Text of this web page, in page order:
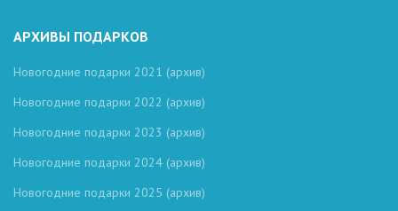
АРХИВЫ ПОДАРКОВ
Новогодние подарки 2021 (архив)
Новогодние подарки 2022 (архив)
Новогодние подарки 2023 (архив)
Новогодние подарки 2024 (архив)
Новогодние подарки 2025 (архив)